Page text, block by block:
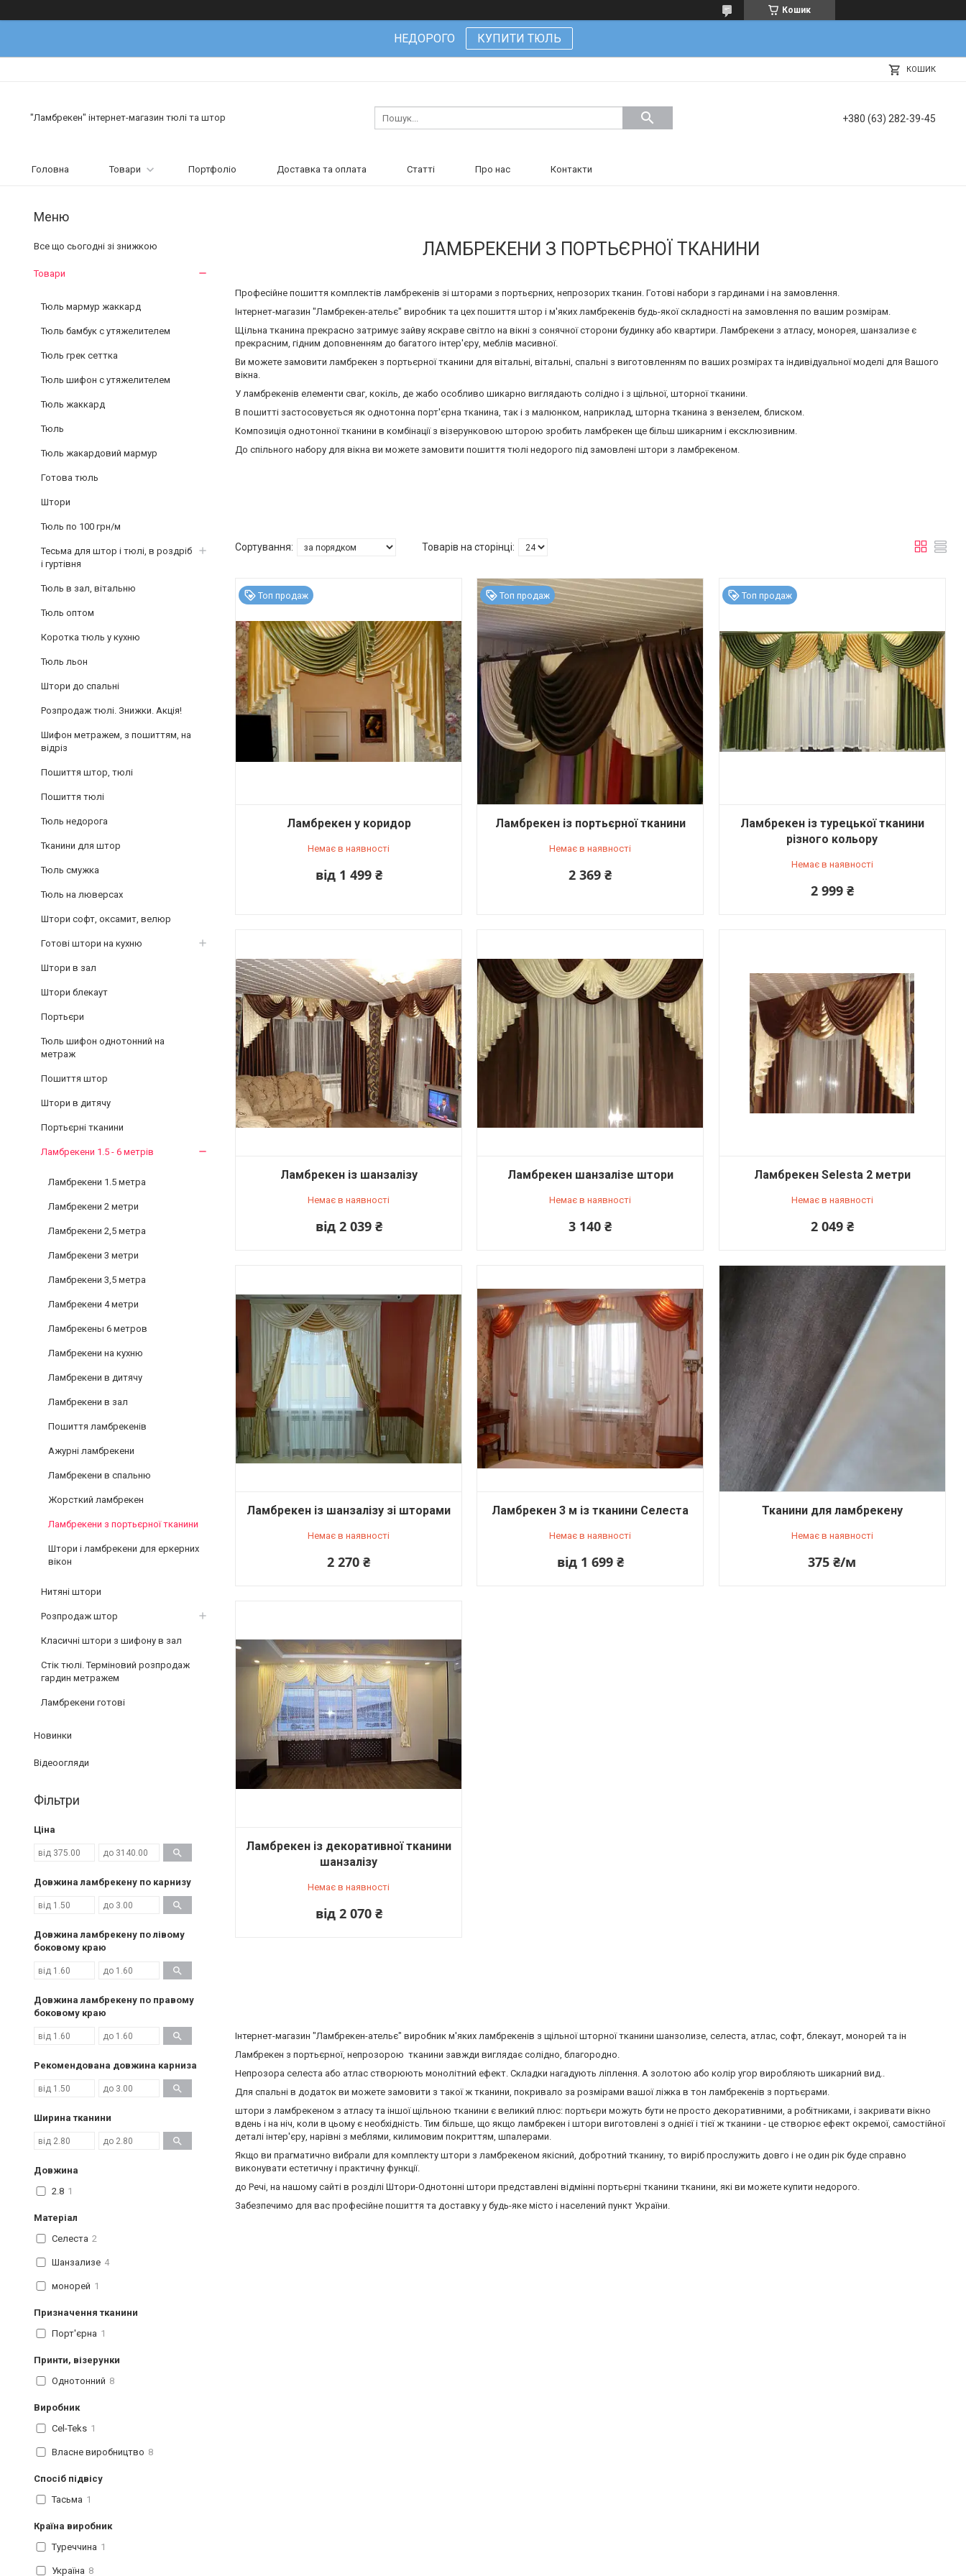
Кошик
НЕДОРОГО КУПИТИ ТЮЛЬ
КОШИК
"Ламбрекен" інтернет-магазин тюлі та штор +380 (63) 282-39-45
Головна Товари Портфоліо Доставка та оплата Статті Про нас Контакти
ЛАМБРЕКЕНИ З ПОРТЬЄРНОЇ ТКАНИНИ
Професійне пошиття комплектів ламбрекенів зі шторами з портьєрних, непрозорих тканин. Готові набори з гардинами і на замовлення.
Інтернет-магазин "Ламбрекен-ательє" виробник та цех пошиття штор і м'яких ламбрекенів будь-якої складності на замовлення по вашим розмірам.
Щільна тканина прекрасно затримує зайву яскраве світло на вікні з сонячної сторони будинку або квартири. Ламбрекени з атласу, монорея, шанзализе є
прекрасним, гідним доповненням до багатого інтер'єру, меблів масивної.
Ви можете замовити ламбрекен з портьєрної тканини для вітальні, вітальні, спальні з виготовленням по ваших розмірах та індивідуальної моделі для Вашого
вікна.
У ламбрекенів елементи сваг, кокіль, де жабо особливо шикарно виглядають солідно і з щільної, шторної тканини.
В пошитті застосовується як однотонна порт'єрна тканина, так і з малюнком, наприклад, шторна тканина з вензелем, блиском.
Композиція однотонної тканини в комбінації з візерунковою шторою зробить ламбрекен ще більш шикарним і ексклюзивним.
До спільного набору для вікна ви можете замовити пошиття тюлі недорого під замовлені штори з ламбрекеном.
Топ продаж
Ламбрекен у коридор
Немає в наявності
від 1 499 ₴
Топ продаж
Ламбрекен із портьєрної тканини
Немає в наявності
2 369 ₴
Топ продаж
Ламбрекен із турецької тканини
різного кольору
Немає в наявності
2 999 ₴
Ламбрекен із шанзалізу
Немає в наявності
від 2 039 ₴
Ламбрекен шанзалізе штори
Немає в наявності
3 140 ₴
Ламбрекен Selesta 2 метри
Немає в наявності
2 049 ₴
Ламбрекен із шанзалізу зі шторами
Немає в наявності
2 270 ₴
Ламбрекен 3 м із тканини Селеста
Немає в наявності
від 1 699 ₴
Тканини для ламбрекену
Немає в наявності
375 ₴/м
Ламбрекен із декоративної тканини
шанзалізу
Немає в наявності
від 2 070 ₴
Інтернет-магазин "Ламбрекен-ательє" виробник м'яких ламбрекенів з щільної шторної тканини шанзолизе, селеста, атлас, софт, блекаут, монорей та ін
Ламбрекен з портьєрної, непрозорою тканини завжди виглядає солідно, благородно.
Непрозора селеста або атлас створюють монолітний ефект. Складки нагадують ліплення. А золотою або колір угор виробляють шикарний вид..
Для спальні в додаток ви можете замовити з такої ж тканини, покривало за розмірами вашої ліжка в тон ламбрекенів з портьєрами.
штори з ламбрекеном з атласу та іншої щільною тканини є великий плюс: портьєри можуть бути не просто декоративними, а робітниками, і закривати вікно
вдень і на ніч, коли в цьому є необхідність. Тим більше, що якщо ламбрекен і штори виготовлені з однієї і тієї ж тканини - це створює ефект окремої, самостійної
деталі інтер'єру, нарівні з меблями, килимовим покриттям, шпалерами.
Якщо ви прагматично вибрали для комплекту штори з ламбрекеном якісний, добротний тканину, то виріб прослужить довго і не один рік буде справно
виконувати естетичну і практичну функції.
до Речі, на нашому сайті в розділі Штори-Однотонні штори представлені відмінні портьєрні тканини тканини, які ви можете купити недорого.
Забезпечимо для вас професійне пошиття та доставку у будь-яке місто і населений пункт України.
Все що сьогодні зі знижкою
Товари
Тюль мармур жаккард
Тюль бамбук с утяжелителем
Тюль грек сеттка
Тюль шифон с утяжелителем
Тюль жаккард
Тюль
Тюль жакардовий мармур
Готова тюль
Штори
Тюль по 100 грн/м
Тесьма для штор і тюлі, в роздріб
і гуртівня
Тюль в зал, вітальню
Тюль оптом
Коротка тюль у кухню
Тюль льон
Штори до спальні
Розпродаж тюлі. Знижки. Акція!
Шифон метражем, з пошиттям, на
відріз
Пошиття штор, тюлі
Пошиття тюлі
Тюль недорога
Тканини для штор
Тюль смужка
Тюль на люверсах
Штори софт, оксамит, велюр
Готові штори на кухню
Штори в зал
Штори блекаут
Портьєри
Тюль шифон однотонний на
метраж
Пошиття штор
Штори в дитячу
Портьєрні тканини
Ламбрекени 1.5 - 6 метрів
Ламбрекени 1.5 метра
Ламбрекени 2 метри
Ламбрекени 2,5 метра
Ламбрекени 3 метри
Ламбрекени 3,5 метра
Ламбрекени 4 метри
Ламбрекены 6 метров
Ламбрекени на кухню
Ламбрекени в дитячу
Ламбрекени в зал
Пошиття ламбрекенів
Ажурні ламбрекени
Ламбрекени в спальню
Жорсткий ламбрекен
Ламбрекени з портьєрної тканини
Штори і ламбрекени для еркерних
вікон
Нитяні штори
Розпродаж штор
Класичні штори з шифону в зал
Стік тюлі. Терміновий розпродаж
гардин метражем
Ламбрекени готові
Новинки
Відеоогляди
Фільтри
Ціна
Довжина ламбрекену по карнизу
Довжина ламбрекену по лівому
боковому краю
Довжина ламбрекену по правому
боковому краю
Рекомендована довжина карниза
Ширина тканини
Довжина
2.8 1
Матеріал
Селеста 2
Шанзализе 4
монорей 1
Призначення тканини
Порт'єрна 1
Принти, візерунки
Однотонний 8
Виробник
Cel-Teks 1
Власне виробництво 8
Спосіб підвісу
Тасьма 1
Країна виробник
Туреччина 1
Україна 8